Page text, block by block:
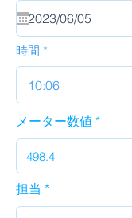
u
i
d
時間
10:06
メーター数値
担当